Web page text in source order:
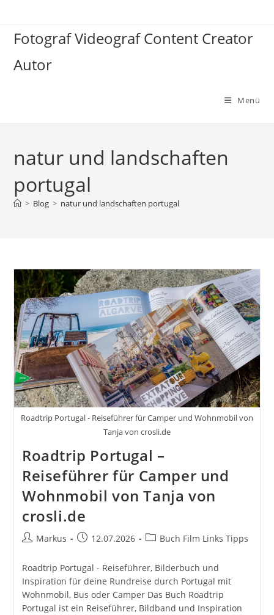
springen
Fotograf Videograf Content Creator
Autor
Menü
natur und landschaften
portugal
> Blog > natur und landschaften portugal
Roadtrip Portugal - Reiseführer für Camper und Wohnmobil von
Tanja von crosli.de
Roadtrip Portugal –
Reiseführer für Camper und
Wohnmobil von Tanja von
crosli.de
Beitrags-
Markus
Beitrag12.07.2026
Beitrags-
Buch Film Links Tipps
Roadtrip Portugal - Reiseführer, Bilderbuch und
Inspiration für deine Rundreise durch Portugal mit
Wohnmobil, Bus oder Camper Das Buch Roadtrip
Portugal ist ein Reiseführer, Bildband und Inspiration